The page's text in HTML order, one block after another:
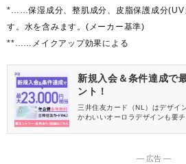
*……保湿成分、整肌成分、皮脂保護成分(UV
す。水を含みます。(メーカー基準)
**……メイクアップ効果による
新規入会＆条件達成で
ント！
三井住友カード（NL）はデザイ
かわいいオーロラデザインも要チ
― 広告 ―